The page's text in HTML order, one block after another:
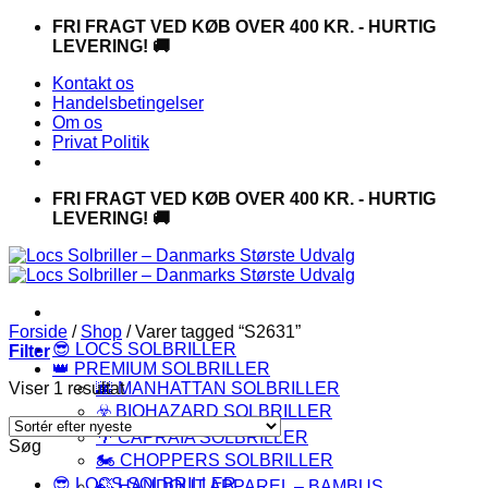
FortsætFRI FRAGT VED KØB OVER 400 KR. - HURTIG
LEVERING! 🚚
Kontakt os
Handelsbetingelser
Om os
Privat Politik
FRI FRAGT VED KØB OVER 400 KR. - HURTIG
LEVERING! 🚚
😎 LOCS SOLBRILLER
👑 PREMIUM SOLBRILLER
🌆 MANHATTAN SOLBRILLER
☣️ BIOHAZARD SOLBRILLER
🌴 CAPRAIA SOLBRILLER
🏍️ CHOPPERS SOLBRILLER
Forside / Shop /Varer tagged “S2631”
Filter
Viser 1 resultat
Søg
😎 LOCS SOLBRILLER